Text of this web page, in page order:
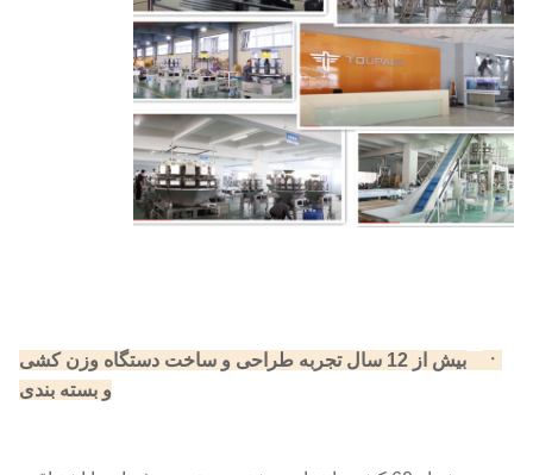
ㆍ
بیش از 12 سال تجربه طراحی و ساخت دستگاه وزن کشی
و بسته بندی